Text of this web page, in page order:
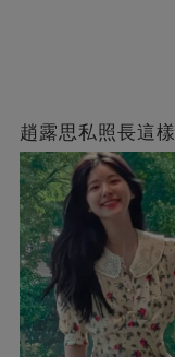
趙露思私照長這